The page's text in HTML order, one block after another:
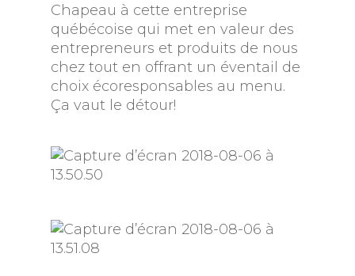
Chapeau à cette entreprise
québécoise qui met en valeur des
entrepreneurs et produits de nous
chez tout en offrant un éventail de
choix écoresponsables au menu.
Ça vaut le détour!